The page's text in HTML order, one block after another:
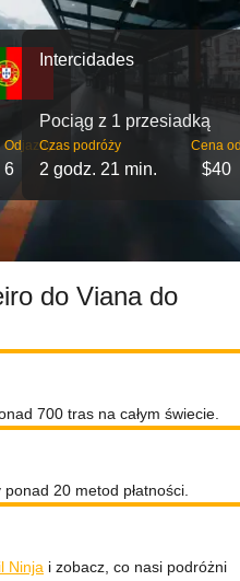
Odjazdy
6
Intercidades
Pociąg z 1 przesiadką
Czas podróży
2 godz. 21 min.
Cena
$40
do Viana do
700 tras na całym świecie.
20 metod płatności.
Ninja i zobacz, co nasi podróżni